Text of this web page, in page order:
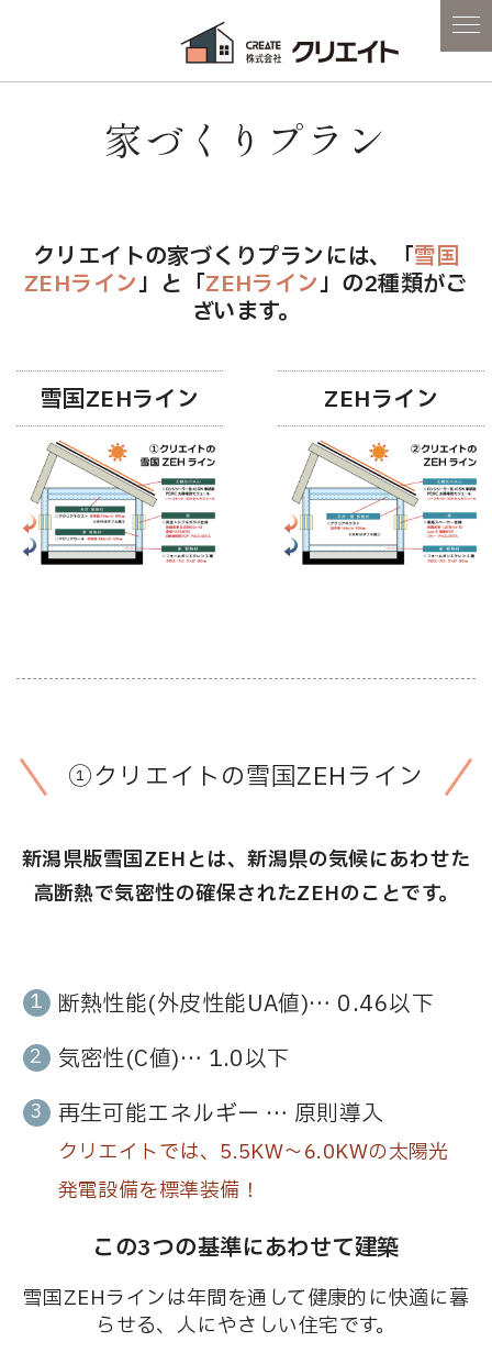
家づくりプラン
クリエイトの家づくりプランには、「雪国
ZEHライン」と「ZEHライン」の2種類がご
ざいます。
雪国ZEHライン ZEHライン
①クリエイトの雪国ZEHライン
新潟県版雪国ZEHとは、新潟県の気候にあわせた
高断熱で気密性の確保されたZEHのことです。
断熱性能(外皮性能UA値)… 0.46以下
気密性(C値)… 1.0以下
再生可能エネルギー … 原則導入
クリエイトでは、5.5KW～6.0KWの太陽光
発電設備を標準装備！
この3つの基準にあわせて建築
雪国ZEHラインは年間を通して健康的に快適に暮
らせる、人にやさしい住宅です。